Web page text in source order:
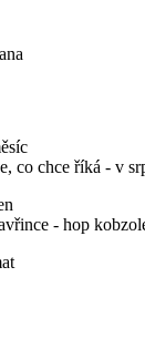
co chce říká - v
- hop